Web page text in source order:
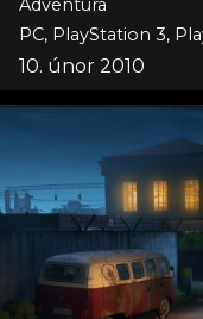
Adventura
PC, PlayStation 3,
10. únor 2010